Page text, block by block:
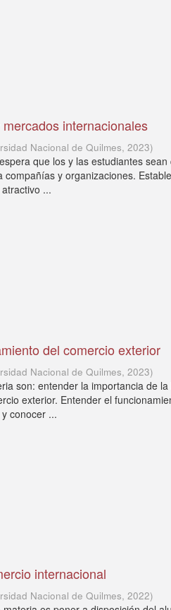
internacionales
Nacional de Quilmes,2023)
que los y las estudiantes
compañías y organizaciones.
...
del comercio exterior
Nacional de Quilmes,2023)
son: entender la importancia de
exterior. Entender el
conocer ...
internacional
Nacional de Quilmes,2022)